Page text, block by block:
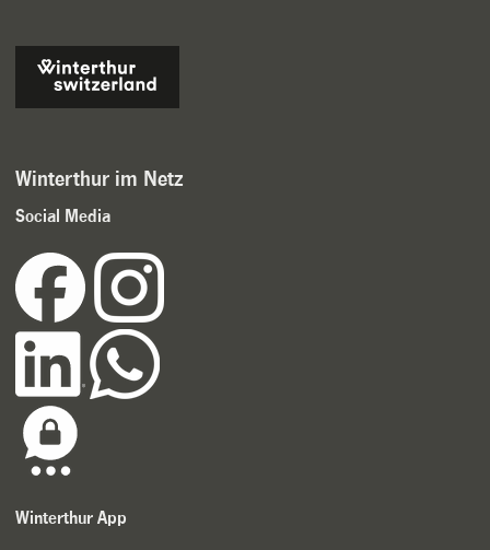
Winterthur im Netz
Social Media
Winterthur App